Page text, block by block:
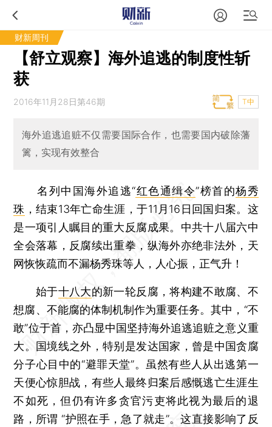
财新周刊
【舒立观察】海外追逃的制度性斩
获
2016年11月28日第46期 T中
海外追逃追赃不仅需要国际合作，也需要国内破除藩
篱，实现有效整合
名列中国海外追逃“红色通缉令”榜首的杨秀
珠 ，结束13年亡命生涯，于11月16日回国归案。这
是一项引人瞩目的重大反腐成果。中共十八届六中
全会落幕，反腐续出重拳，纵海外亦绝非法外，天
网恢恢疏而不漏杨秀珠等人，人心振，正气升！
始于十八大的新一轮反腐，将构建不敢腐、不
想腐、不能腐的体制机制作为重要任务。其中，“不
敢”位于首，亦凸显中国坚持海外追逃追赃之意义重
大。国境线之外，特别是发达国家，曾是中国贪腐
分子心目中的“避罪天堂”。虽然有些人从出逃第一
天便心惊胆战，有些人最终归案后感慨逃亡生涯生
不如死，但仍有许多贪官污吏将此视为最后的退
路，所谓 “护照在手，急了就走”。这直接影响了反